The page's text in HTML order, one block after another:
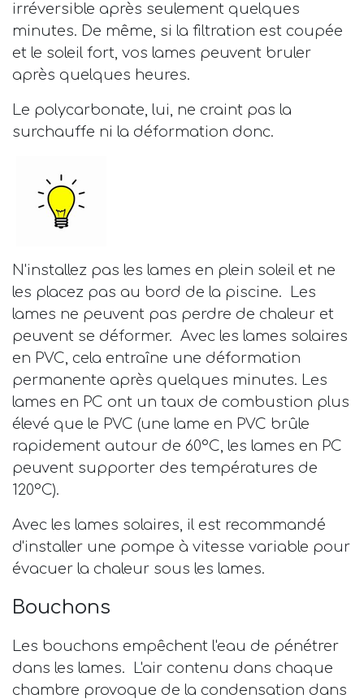
irréversible après seulement quelques
minutes. De même, si la filtration est coupée
et le soleil fort, vos lames peuvent bruler
après quelques heures.
Le polycarbonate, lui, ne craint pas la
surchauffe ni la déformation donc.
N'installez pas les lames en plein soleil et ne
les placez pas au bord de la piscine. Les
lames ne peuvent pas perdre de chaleur et
peuvent se déformer. Avec les lames solaires
en PVC, cela entraîne une déformation
permanente après quelques minutes. Les
lames en PC ont un taux de combustion plus
élevé que le PVC (une lame en PVC brûle
rapidement autour de 60°C, les lames en PC
peuvent supporter des températures de
120°C).
Avec les lames solaires, il est recommandé
d'installer une pompe à vitesse variable pour
évacuer la chaleur sous les lames.
Bouchons
Les bouchons empêchent l'eau de pénétrer
dans les lames. L'air contenu dans chaque
chambre provoque de la condensation dans